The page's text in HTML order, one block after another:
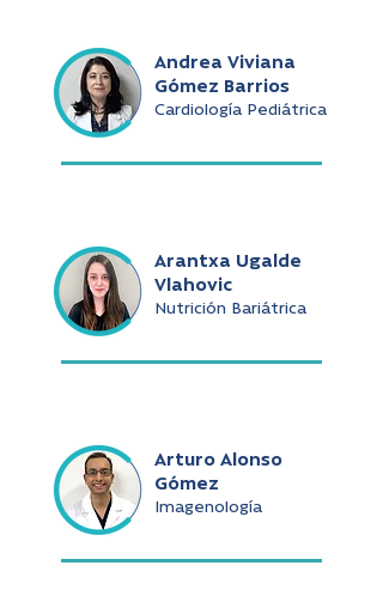
Andrea Viviana
Gómez Barrios
Cardiología Pediátrica
Arantxa Ugalde
Vlahovic
Nutrición Bariátrica
Arturo Alonso
Gómez
Imagenología